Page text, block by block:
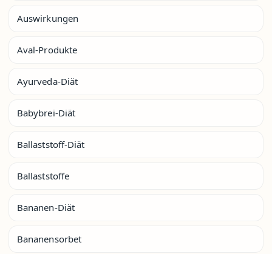
Auswirkungen
Aval-Produkte
Ayurveda-Diät
Babybrei-Diät
Ballaststoff-Diät
Ballaststoffe
Bananen-Diät
Bananensorbet